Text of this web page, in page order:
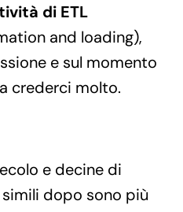
di ETL
and loading),
e sul momento
crederci molto.
e decine di
dopo sono più